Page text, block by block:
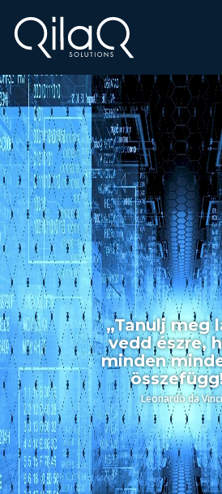
„Tanulj meg
vedd észre,
minden
Leonardo da Vinci